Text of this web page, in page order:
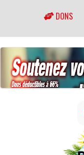
DONS